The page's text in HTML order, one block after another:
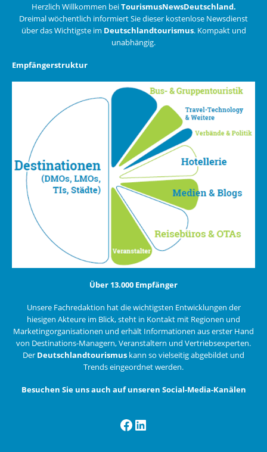
Herzlich Willkommen beiTourismusNewsDeutschland.
Dreimal wöchentlich informiert Sie dieser kostenlose Newsdienst
über das Wichtigste im Deutschlandtourismus. Kompakt und
unabhängig.
Empfängerstruktur
Über 13.000 Empfänger
Unsere Fachredaktion hat die wichtigsten Entwicklungen der
hiesigen Akteure im Blick, steht in Kontakt mit Regionen und
Marketingorganisationen und erhält Informationen aus erster Hand
von Destinations-Managern, Veranstaltern und Vertriebsexperten.
Der Deutschlandtourismus kann so vielseitig abgebildet und
Trends eingeordnet werden.
Besuchen Sie uns auch auf unseren Social-Media-Kanälen
Facebook
LinkedIn